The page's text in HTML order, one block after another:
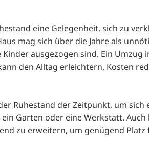
eine Gelegenheit, sich zu
mag sich über die Jahre als
Kinder ausgezogen sind. Ein
den Alltag erleichtern, Kosten
Ruhestand der Zeitpunkt, um
Garten oder eine Werkstatt.
zu erweitern, um genügend